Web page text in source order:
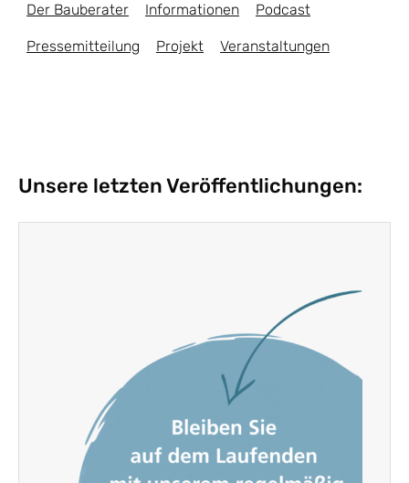
Der Bauberater Informationen Podcast
Pressemitteilung Projekt Veranstaltungen
Unsere letzten Veröffentlichungen: